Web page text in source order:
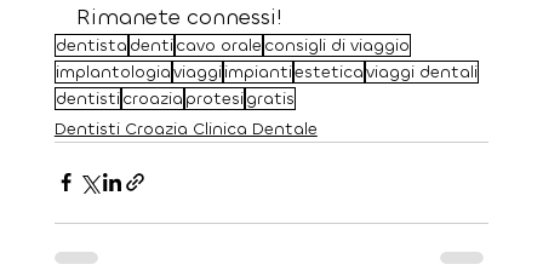
Rimanete connessi!
dentista denticavo orale consigli di viaggio
implantologiaviaggiimpiantiesteticaviaggi dentali
dentisticroazia protesigratis
Dentisti Croazia Clinica Dentale